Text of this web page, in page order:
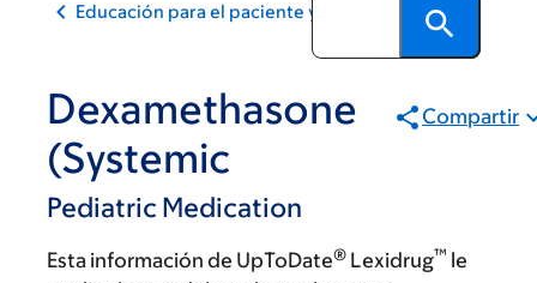
Educación para el paciente y la comunidad
Dexamethasone
(Systemic
Pediatric Medication
Compartir
Esta información de UpToDate® Lexidrug™ le